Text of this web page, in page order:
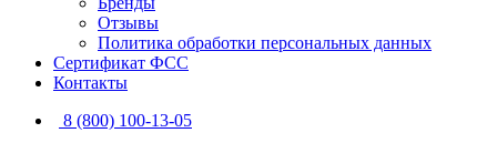
Отзывы
Политика обработки персональных данных
Сертификат ФСС
Контакты
8 (800) 100-13-05